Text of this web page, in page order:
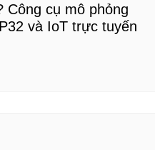
Công cụ mô phỏng
và IoT trực tuyến